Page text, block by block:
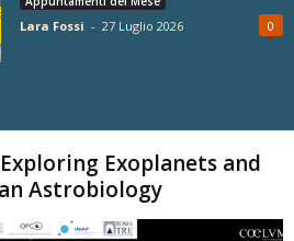
Lara Fossi - 27 Luglio 2026 0
Exoplanets and
Astrobiology